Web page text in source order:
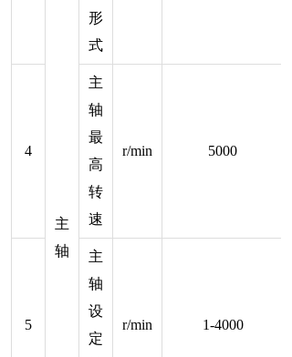
主
轴
形
式
4
主
轴
最
高
转
速
r/min 5000
5
主
轴
设
定
r/min 1-4000